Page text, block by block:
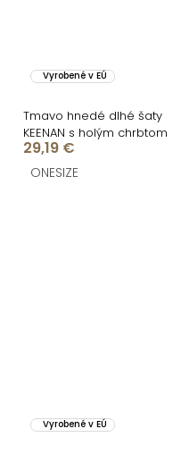
Vyrobené v EÚ
Tmavo hnedé dlhé šaty
KEENAN s holým chrbtom
29,19 €
ONESIZE
Vyrobené v EÚ